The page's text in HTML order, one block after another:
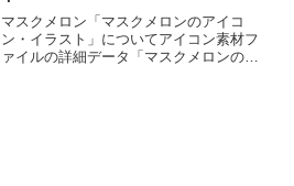
マスクメロン「マスクメロンのアイコ
ン・イラスト」についてアイコン素材フ
ァイルの詳細データ「マスクメロンのア